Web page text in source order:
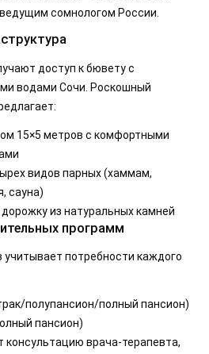
сомнологом России.
доступ к бювету с
водами Сочи. Роскошный
15×5 метров с комфортными
видов парных (хаммам,
сауна)
из натуральных камней
программ
учитывает потребности каждого
полупансион/полный пансион)
пансион)
консультацию врача-терапевта,